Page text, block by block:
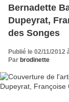
Bernadette
Dupeyrat,
des Songes
Publié le 02/11/2012
Par brodinette